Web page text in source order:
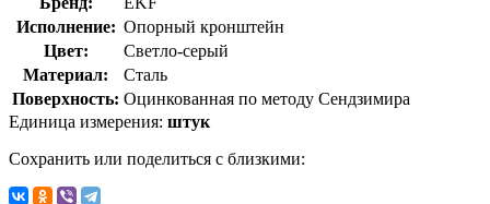
Исполнение: Опорный кронштейн
Цвет:
Светло-серый
Материал:
Сталь
Поверхность: Оцинкованная по методу Сендзимира
Единица измерения: штук
Сохранить или поделиться с близкими: